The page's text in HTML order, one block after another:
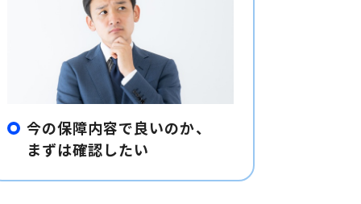
今の保障内容で良いのか、
まずは確認したい